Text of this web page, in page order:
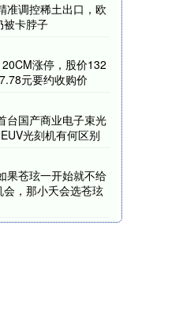
准调控稀土出口，欧
被卡脖子
涨停，股价132
元要约收购价
台国产商业电子束光
光刻机有何区别
果苍玹一开始就不给
，那小夭会选苍玹